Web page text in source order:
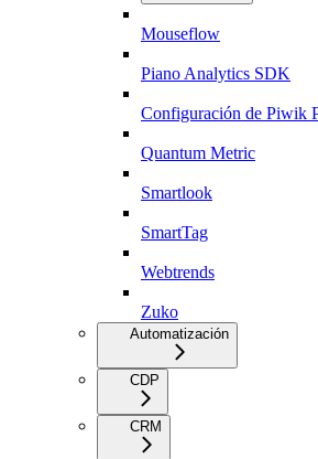
Mouseflow
Piano Analytics SDK
Configuración de Piwik
Quantum Metric
Smartlook
SmartTag
Webtrends
Zuko
Automatización
CDP
CRM